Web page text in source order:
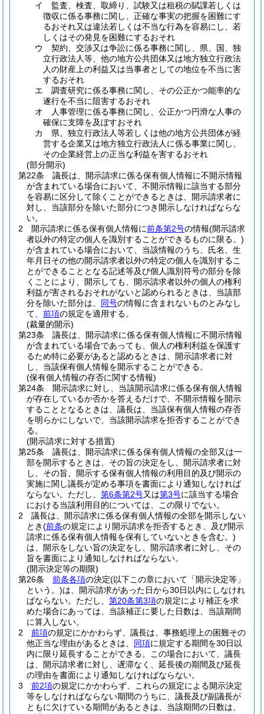
イ
監査、検査、取締り、試験又は租税の賦課若しくは
徴収に係る事務に関し、正確な事実の把握を困難にす
るおそれ又は違法若しくは不当な行為を容易にし、若
しくはその発見を困難にするおそれ
ウ
契約、交渉又は争訟に係る事務に関し、県、国、独
立行政法人等、他の地方公共団体又は地方独立行政法
人の財産上の利益又は当事者としての地位を不当に害
するおそれ
エ
調査研究に係る事務に関し、その公正かつ能率的な
遂行を不当に阻害するおそれ
オ
人事管理に係る事務に関し、公正かつ円滑な人事の
確保に支障を及ぼすおそれ
カ
県、独立行政法人等若しくは他の地方公共団体が経
営する企業又は地方独立行政法人に係る事業に関し、
その企業経営上の正当な利益を害するおそれ
(部分開示)
第22条
議長は、開示請求に係る保有個人情報に不開示情報
が含まれている場合において、不開示情報に該当する部分
を容易に区分して除くことができるときは、開示請求者に
対し、当該部分を除いた部分につき開示しなければならな
い。
2
開示請求に係る保有個人情報に前条第2号の情報(開示請求
者以外の特定の個人を識別することができるものに限る。)
が含まれている場合において、当該情報のうち、氏名、生
年月日その他の開示請求者以外の特定の個人を識別するこ
とができることとなる記述等及び個人識別符号の部分を除
くことにより、開示しても、開示請求者以外の個人の権利
利益が害されるおそれがないと認められるときは、当該部
分を除いた部分は、 同号の情報に含まれないものとみなし
て、 前項の規定を適用する。
(裁量的開示)
第23条
議長は、開示請求に係る保有個人情報に不開示情報
が含まれている場合であっても、個人の権利利益を保護す
るため特に必要があると認めるときは、開示請求者に対
し、当該保有個人情報を開示することができる。
(保有個人情報の存否に関する情報)
第24条
開示請求に対し、当該開示請求に係る保有個人情報
が存在しているか否かを答えるだけで、不開示情報を開示
することとなるときは、議長は、当該保有個人情報の存否
を明らかにしないで、当該開示請求を拒否することができ
る。
(開示請求に対する措置)
第25条
議長は、開示請求に係る保有個人情報の全部又は一
部を開示するときは、その旨の決定をし、開示請求者に対
し、その旨、開示する保有個人情報の利用目的及び開示の
実施に関し議長が定める事項を書面により通知しなければ
ならない。 ただし、 第6条第2号又は第3号に該当する場合
における当該利用目的については、この限りでない。
2
議長は、開示請求に係る保有個人情報の全部を開示しない
とき(前条の規定により開示請求を拒否するとき、及び開示
請求に係る保有個人情報を保有していないときを含む。)
は、開示をしない旨の決定をし、開示請求者に対し、その
旨を書面により通知しなければならない。
(開示決定等の期限)
第26条
前条各項の決定(以下この章において「開示決定等」
という。)は、開示請求があった日から30日以内にしなけれ
ばならない。 ただし、 第20条第3項の規定により補正を求
めた場合にあっては、当該補正に要した日数は、当該期間
に算入しない。
2
前項の規定にかかわらず、議長は、事務処理上の困難その
他正当な理由があるときは、 同項に規定する期間を30日以
内に限り延長することができる。
この場合において、議長
は、開示請求者に対し、遅滞なく、延長後の期間及び延長
の理由を書面により通知しなければならない。
3
前2項の規定にかかわらず、これらの規定による開示決定
等をしなければならない期間のうちに、議長及び副議長が
ともに欠けている期間があるときは、当該期間の日数は、